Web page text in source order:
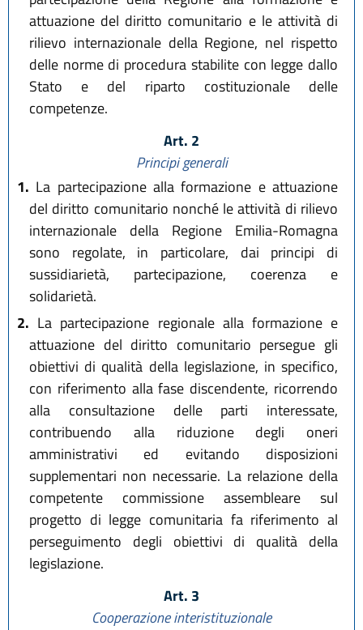
attuazione del diritto comunitario e le attività di
rilievo internazionale della Regione, nel rispetto
delle norme di procedura stabilite con legge dallo
Stato e del riparto costituzionale delle
competenze.
Art. 2
Principi generali
1. La partecipazione alla formazione e attuazione
del diritto comunitario nonché le attività di rilievo
internazionale della Regione Emilia-Romagna
sono regolate, in particolare, dai principi di
sussidiarietà, partecipazione, coerenza e
solidarietà.
2. La partecipazione regionale alla formazione e
attuazione del diritto comunitario persegue gli
obiettivi di qualità della legislazione, in specifico,
con riferimento alla fase discendente, ricorrendo
alla consultazione delle parti interessate,
contribuendo alla riduzione degli oneri
amministrativi ed evitando disposizioni
supplementari non necessarie. La relazione della
competente commissione assembleare sul
progetto di legge comunitaria fa riferimento al
perseguimento degli obiettivi di qualità della
legislazione.
Art. 3
Cooperazione interistituzionale